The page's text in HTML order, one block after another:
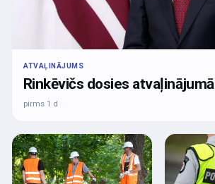
ATVAĻINĀJUMS
Rinkēvičs dosies atvaļinājumā
pirms 1 d